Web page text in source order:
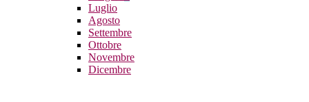
Luglio
Agosto
Settembre
Ottobre
Novembre
Dicembre